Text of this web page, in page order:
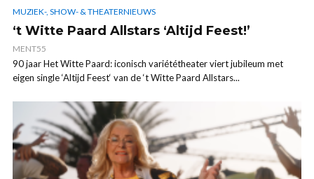
MUZIEK-, SHOW- & THEATERNIEUWS
‘t Witte Paard Allstars ‘Altijd Feest!’
MENT55
90 jaar Het Witte Paard: iconisch variététheater viert jubileum met
eigen single ‘Altijd Feest‘ van de ‘t Witte Paard Allstars...